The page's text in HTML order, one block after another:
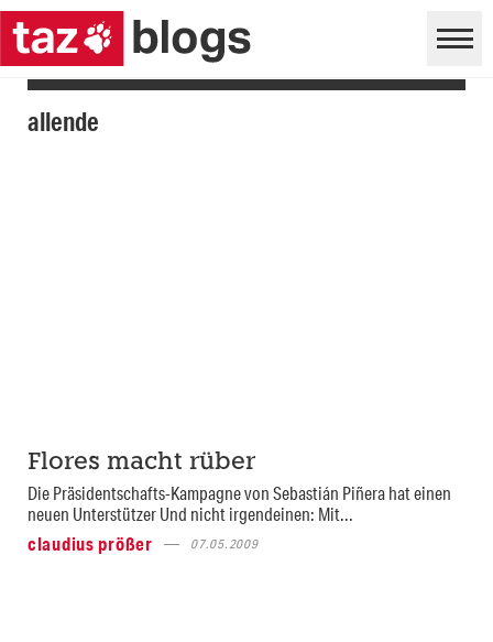
allende
Flores macht rüber
Die Präsidentschafts-Kampagne von Sebastián Piñera hat einen
neuen Un­ter­stüt­zer Und nicht irgendeinen: Mit...
claudius prößer
07.05.2009